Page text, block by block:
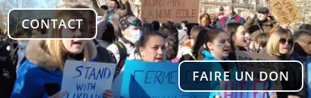
CONTACT
FAIRE UN DON